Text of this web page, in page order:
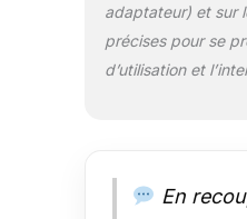
emballé
Idéal pour
Valentin),
adaptateur) et sur
précises pour se
d’utilisation et
En